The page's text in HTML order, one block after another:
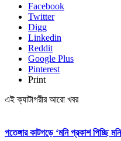
Facebook
Twitter
Digg
Linkedin
Reddit
Google Plus
Pinterest
Print
এই ক্যাটাগরীর আরো খবর
পতেঙ্গার কাটগড়ে ‘মনি প্রকাশ পিচ্ছি